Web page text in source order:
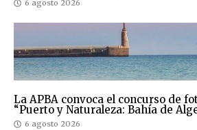
6 agosto 2026
La APBA convoca el concurso de
“Puerto y Naturaleza: Bahía de
6 agosto 2026